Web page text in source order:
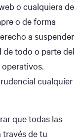
o cualquiera de
o de forma
a suspender
todo o parte del
cualquier
que todas las
través de tu